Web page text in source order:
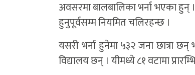
अवसरमा बालबालिका भर्ना भएका हुन्
हुनुपूर्वसम्म नियमित चलिरहन्छ ।
यसरी भर्ना हुनेमा ५३२ जना छात्रा
विद्यालय छन् । यीमध्ये ८१ वटामा